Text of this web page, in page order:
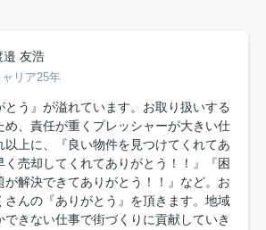
邉 友浩
リア25年
とう』が溢れています。お取り扱いする
め、責任が重くプレッシャーが大きい仕
以上に、『良い物件を見つけてくれてあ
く売却してくれてありがとう！！』『困
が解決できてありがとう！！』など。お
さんの『ありがとう』を頂きます。地域
きない仕事で街づくりに貢献していき